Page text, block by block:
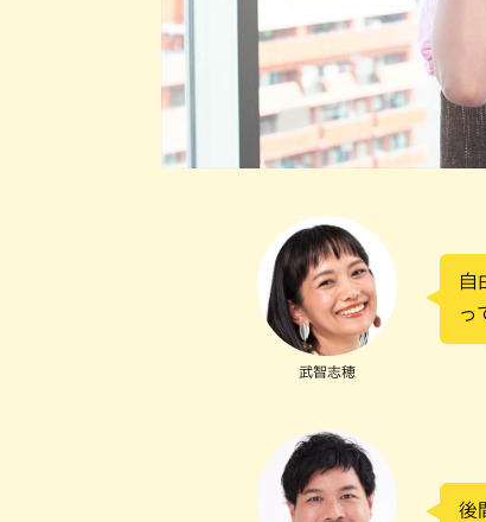
武智志穂
自
っ
後